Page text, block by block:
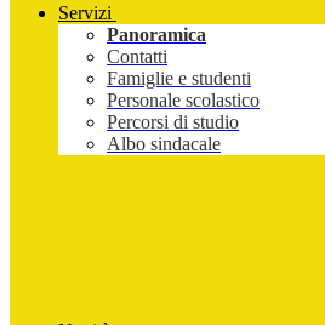
Servizi
Panoramica
Contatti
Famiglie e studenti
Personale scolastico
Percorsi di studio
Albo sindacale